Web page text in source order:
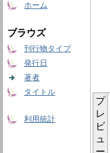
ホーム
ブラウズ
刊行物タイプ
発行日
著者
タイトル
利用統計
プ
レ
ビ
ュ